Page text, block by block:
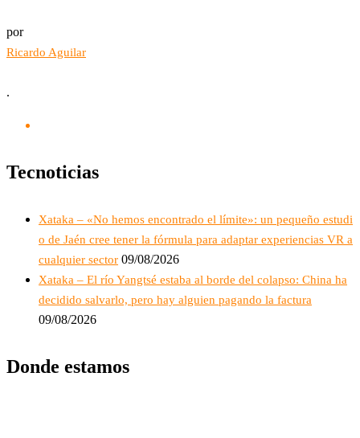
por
Ricardo Aguilar
.
Tecnoticias
Xataka – «No hemos encontrado el límite»: un pequeño estudi
o de Jaén cree tener la fórmula para adaptar experiencias VR a
cualquier sector 09/08/2026
Xataka – El río Yangtsé estaba al borde del colapso: China ha
decidido salvarlo, pero hay alguien pagando la factura
09/08/2026
Donde estamos